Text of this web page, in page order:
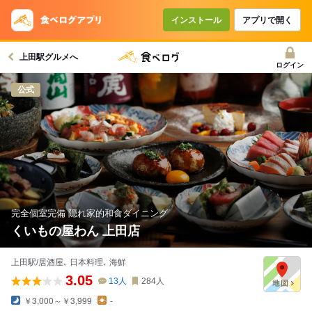
インストール アプリで開く
上田駅グルメへ
ログイン
公式
完全個室完備 隠れ家的和食ダイニング
くいもの屋わん 上田店
上田駅/居酒屋､ 日本料理､ 海鮮
3.05 13人 284人
￥3,000～￥3,999 -
コースで使えるクーポン
戻る
クーポンを利用せず予約する